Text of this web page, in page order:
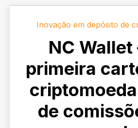
Inovação em depósito de
NC
primeira
de